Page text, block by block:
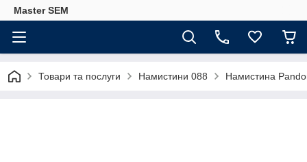
Master SEM
Товари та послуги Намистини 088 Намистина